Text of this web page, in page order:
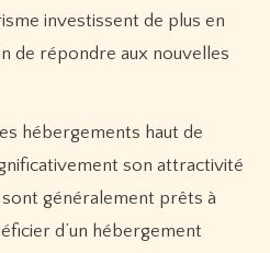
investissent de plus en
de répondre aux nouvelles
hébergements haut de
son attractivité
généralement prêts à
d’un hébergement